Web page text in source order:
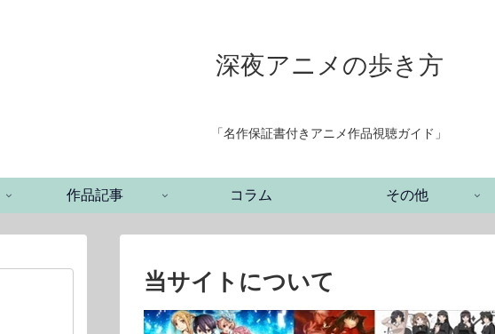
深夜アニメの歩き方
「名作保証書付きアニメ作品視聴ガイド」
作品記事 コラム その他
当サイトについて